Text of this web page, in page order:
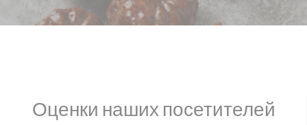
Оценки наших посетителей